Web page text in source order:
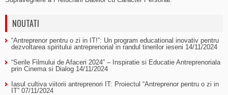
NOUTATI
“Antreprenor pentru o zi in IT!”: Un program educational inovativ pentru
dezvoltarea spiritului antreprenorial in randul tinerilor ieseni 14/11/2024
“Serile Filmului de Afaceri 2024” – Inspiratie si Educatie Antreprenoriala
prin Cinema si Dialog 14/11/2024
Iasul cultiva viitorii antreprenori IT: Proiectul “Antreprenor pentru o zi in
IT” 07/11/2024